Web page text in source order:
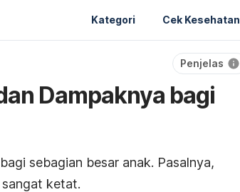
Kategori Cek Kesehatan
Penjelas
Dampaknya bagi
sebagian besar anak. Pasalnya,
ketat.